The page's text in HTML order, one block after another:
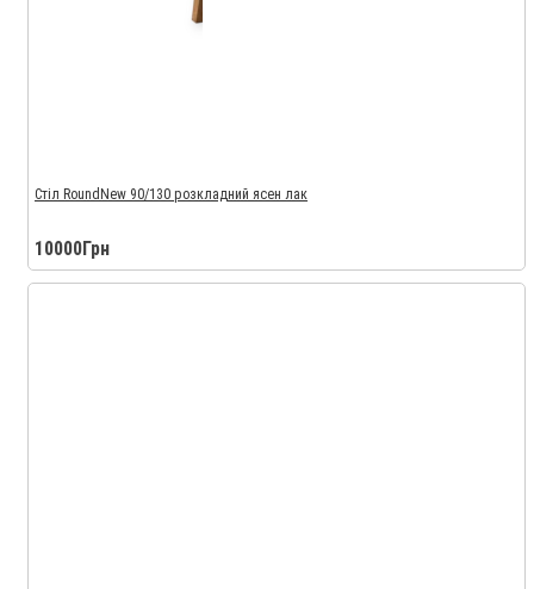
Стіл RoundNew 90/130 розкладний ясен лак
10000Грн